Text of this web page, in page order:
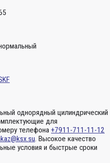
однорядный цилиндрический
для
телефона +7911-711-11-12
. Высокое качество
условия и быстрые сроки